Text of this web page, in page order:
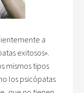
a
exitosos».
mismos tipos
los psicópatas